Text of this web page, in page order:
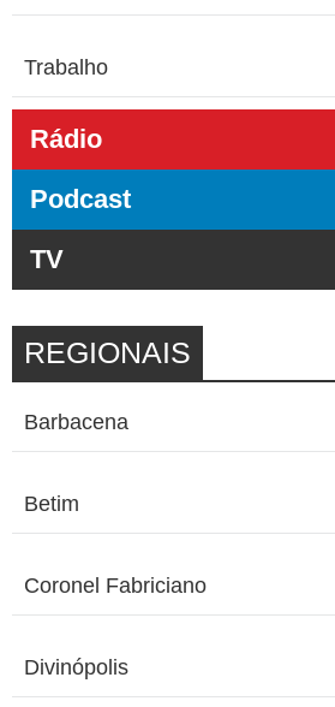
Trabalho
Rádio
Podcast
TV
REGIONAIS
Barbacena
Betim
Coronel Fabriciano
Divinópolis